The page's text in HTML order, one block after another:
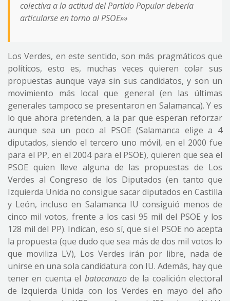
colectiva a la actitud del Partido Popular debería
articularse en torno al PSOE»»
Los Verdes, en este sentido, son más pragmáticos que
políticos, esto es, muchas veces quieren colar sus
propuestas aunque vaya sin sus candidatos, y son un
movimiento más local que general (en las últimas
generales tampoco se presentaron en Salamanca). Y es
lo que ahora pretenden, a la par que esperan reforzar
aunque sea un poco al PSOE (Salamanca elige a 4
diputados, siendo el tercero uno móvil, en el 2000 fue
para el PP, en el 2004 para el PSOE), quieren que sea el
PSOE quien lleve alguna de las propuestas de Los
Verdes al Congreso de los Diputados (en tanto que
Izquierda Unida no consigue sacar diputados en Castilla
y León, incluso en Salamanca IU consiguió menos de
cinco mil votos, frente a los casi 95 mil del PSOE y los
128 mil del PP). Indican, eso sí, que si el PSOE no acepta
la propuesta (que dudo que sea más de dos mil votos lo
que moviliza LV), Los Verdes irán por libre, nada de
unirse en una sola candidatura con IU. Además, hay que
tener en cuenta el batacanazode la coalición electoral
de Izquierda Unida con los Verdes en mayo del año